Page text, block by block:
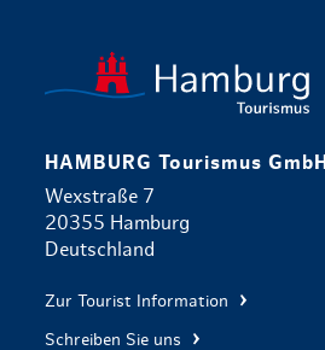
HAMBURG Tourismus GmbH
Wexstraße 7
20355 Hamburg
Deutschland
Zur Tourist Information
Schreiben Sie uns